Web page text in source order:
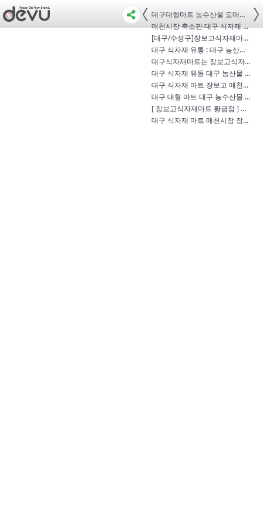
대구대형마트 농수산물 도매시장 여…
매천시장 축소판 대구 식자재 마트 장…
[대구/수성구]장보고식자재마트 황금…
대구 식자재 유통 : 대구 농산물 도매…
대구식자재마트는 장보고식자재마트 …
대구 식자재 유통 대구 농산물 도매시…
대구 식자재 마트 장보고 매천시장 식…
대구 대형 마트 대구 농수산물 도매시…
[ 장보고식자재마트 황금점 ] 대구 대…
대구 식자재 마트 매천시장 장보고식…